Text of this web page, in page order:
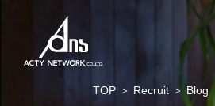
TOP ＞ Recruit ＞ Blog